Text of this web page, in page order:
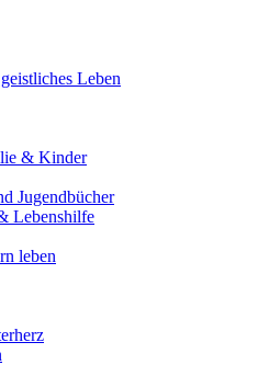
Leben
& Kinder
Jugendbücher
Lebenshilfe
leben